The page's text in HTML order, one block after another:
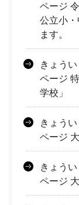
ページ
公立小
ます。
きょう
ページ
学校」
きょう
ページ
きょう
ページ